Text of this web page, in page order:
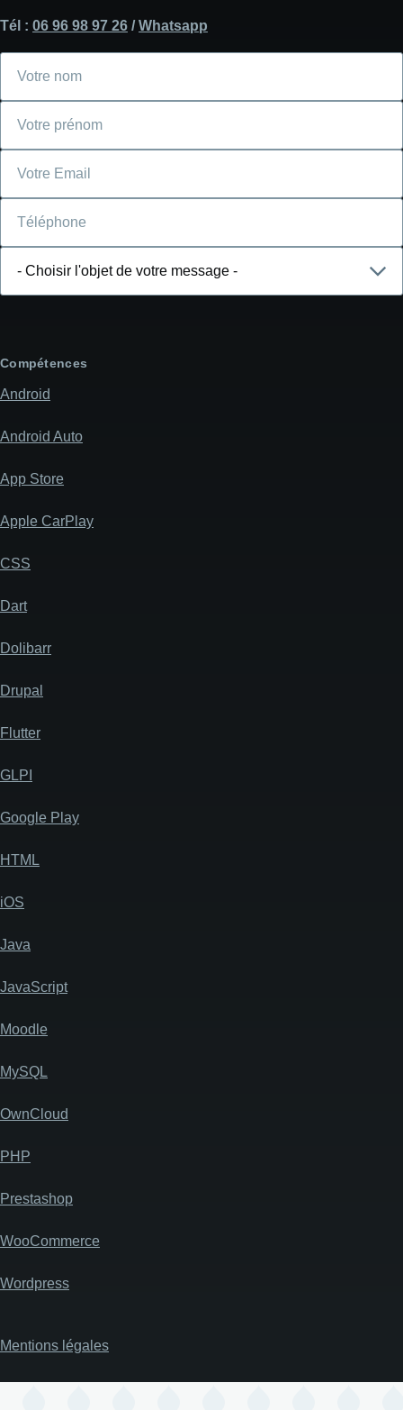
Tél : 06 96 98 97 26 /Whatsapp
message
Compétences
Android
Android Auto
App Store
Apple CarPlay
CSS
Dart
Dolibarr
Drupal
Flutter
GLPI
Google Play
HTML
iOS
Java
JavaScript
Moodle
MySQL
OwnCloud
PHP
Prestashop
WooCommerce
Wordpress
Pied
page
Mentions légales